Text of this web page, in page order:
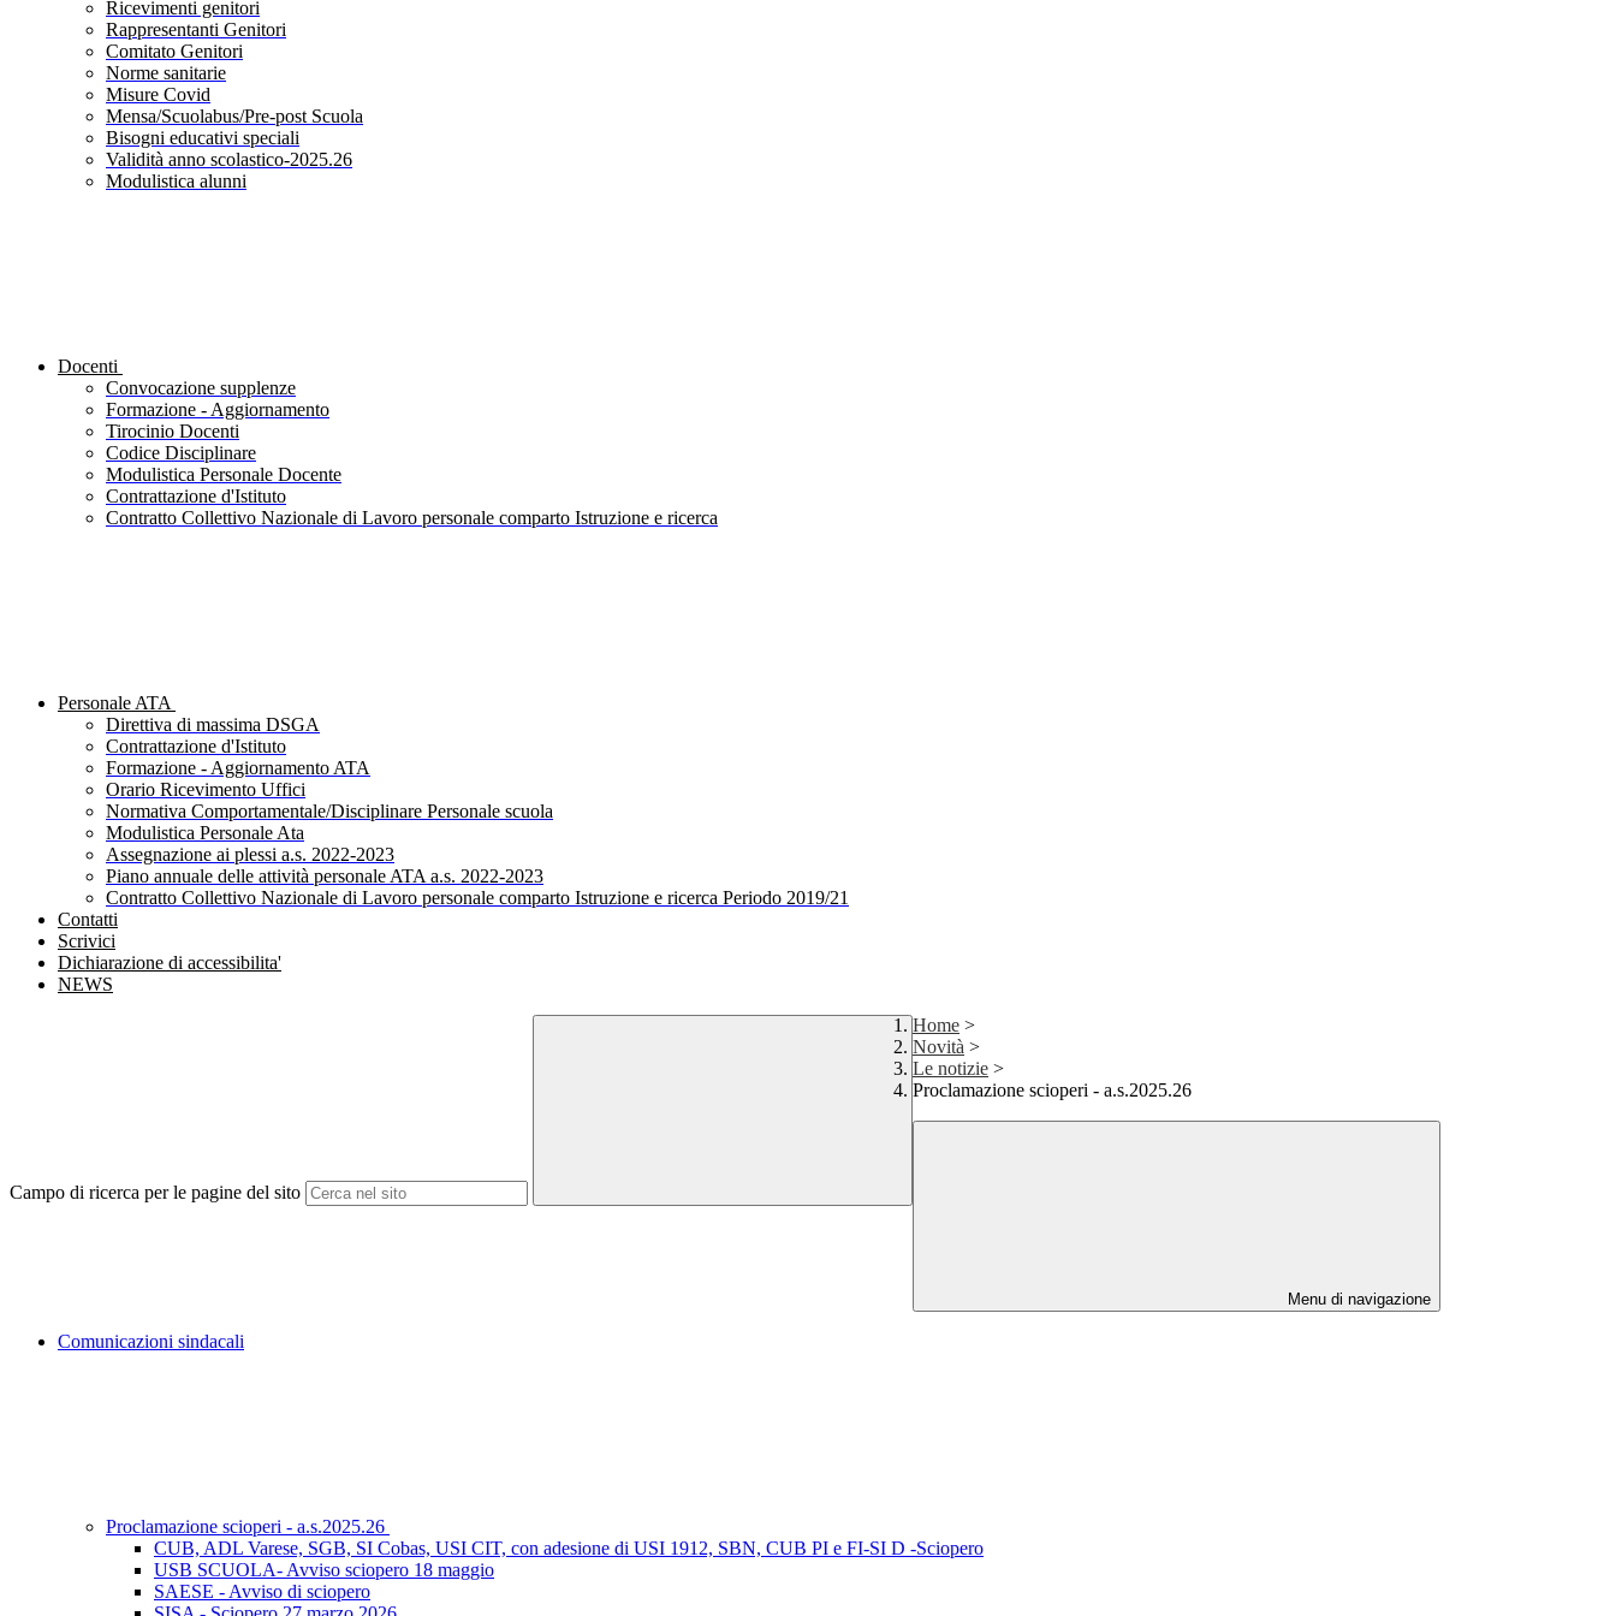
Ricevimenti genitori
Rappresentanti Genitori
Comitato Genitori
Norme sanitarie
Misure Covid
Mensa/Scuolabus/Pre-post Scuola
Bisogni educativi speciali
Validità anno scolastico-2025.26
Modulistica alunni
Docenti
Convocazione supplenze
Formazione - Aggiornamento
Tirocinio Docenti
Codice Disciplinare
Modulistica Personale Docente
Contrattazione d'Istituto
Contratto Collettivo Nazionale di Lavoro personale comparto Istruzione e ricerca
Personale ATA
Direttiva di massima DSGA
Contrattazione d'Istituto
Formazione - Aggiornamento ATA
Orario Ricevimento Uffici
Normativa Comportamentale/Disciplinare Personale scuola
Modulistica Personale Ata
Assegnazione ai plessi a.s. 2022-2023
Piano annuale delle attività personale ATA a.s. 2022-2023
Contratto Collettivo Nazionale di Lavoro personale comparto Istruzione e ricerca Periodo 2019/21
Contatti
Scrivici
Dichiarazione di accessibilita'
NEWS
Campo di ricerca per le pagine del sito
Home >
Novità >
Le notizie >
Proclamazione scioperi - a.s.2025.26
Menu di navigazione
Comunicazioni sindacali
Proclamazione scioperi - a.s.2025.26
CUB, ADL Varese, SGB, SI Cobas, USI CIT, con adesione di USI 1912, SBN, CUB PI e FI-SI D -Sciopero
USB SCUOLA- Avviso sciopero 18 maggio
SAESE - Avviso di sciopero